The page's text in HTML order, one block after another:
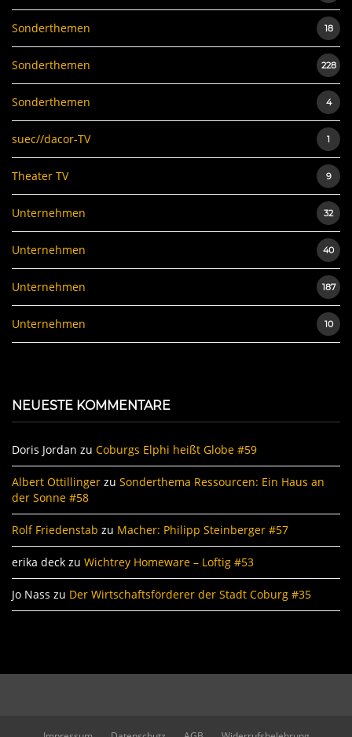
Sonderthemen 18
Sonderthemen 228
Sonderthemen 4
suec//dacor-TV 1
Theater TV 9
Unternehmen 32
Unternehmen 40
Unternehmen 187
Unternehmen 10
NEUESTE KOMMENTARE
Doris Jordan zu Coburgs Elphi heißt Globe #59
Albert Ottillinger zu Sonderthema Ressourcen: Ein Haus an
der Sonne #58
Rolf Friedenstab zu Macher: Philipp Steinberger #57
erika deck zu Wichtrey Homeware – Loftig #53
Jo Nass zu Der Wirtschaftsförderer der Stadt Coburg #35